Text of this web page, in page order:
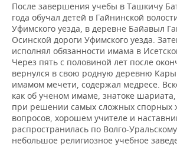
После завершения учебы в Ташкичу
года обучал детей в Гайнинской
Уфимского уезда, в деревне Байавыл
Осинской дороги Уфимского уезда.
исполнял обязанности имама в
Через пять с половиной лет после
вернулся в свою родную деревню
имамом мечети, содержал медресе.
как об ученом имаме, знатоке
при решении самых сложных спорных
вопросов, хорошем учителе и
распространилась по Волго-
небольшое религиозное учебное